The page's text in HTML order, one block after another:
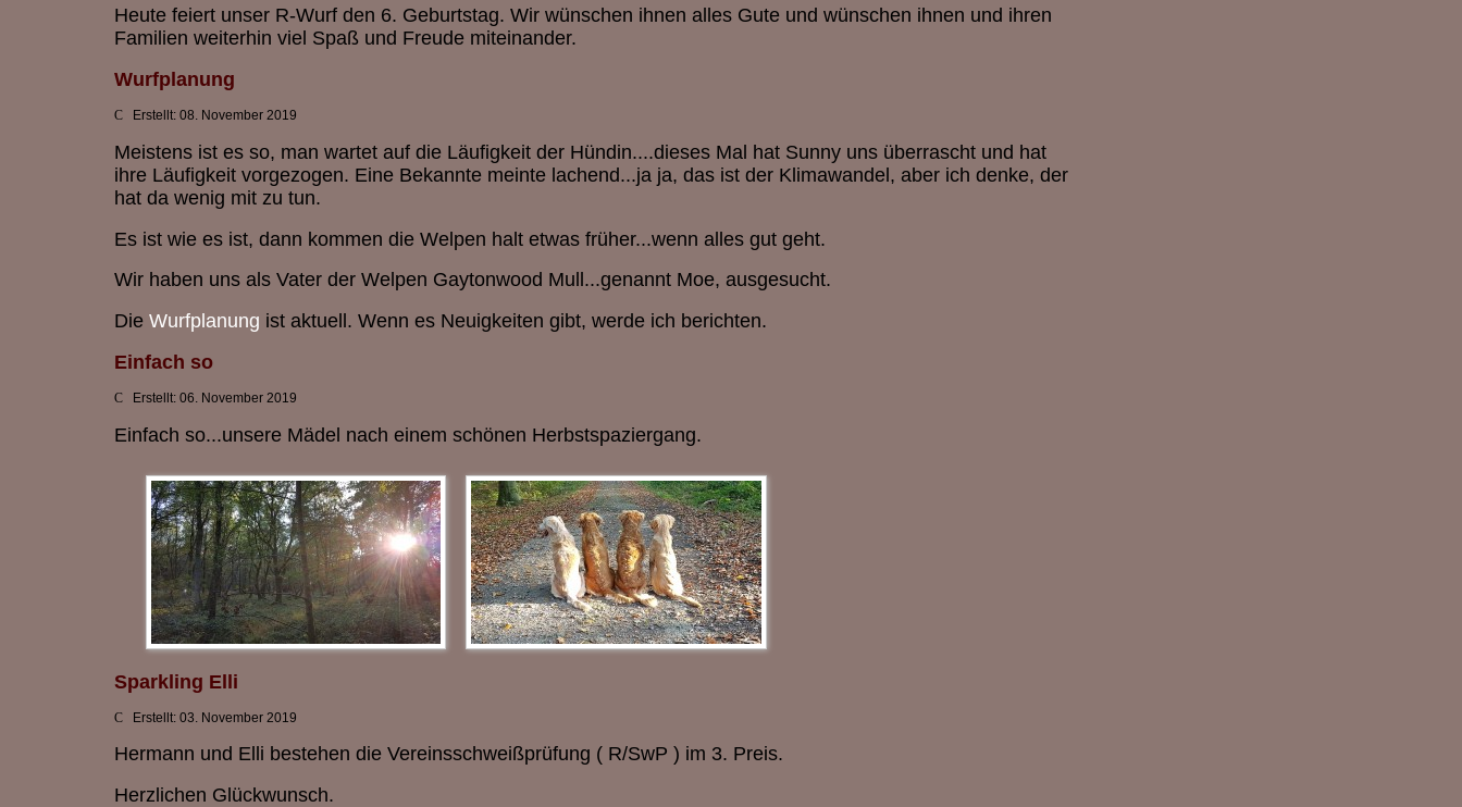
Heute feiert unser R-Wurf den 6. Geburtstag. Wir wünschen ihnen alles Gute und wünschen ihnen und ihren
Familien weiterhin viel Spaß und Freude miteinander.
Wurfplanung
Erstellt: 08. November 2019
Meistens ist es so, man wartet auf die Läufigkeit der Hündin....dieses Mal hat Sunny uns überrascht und hat
ihre Läufigkeit vorgezogen. Eine Bekannte meinte lachend...ja ja, das ist der Klimawandel, aber ich denke, der
hat da wenig mit zu tun.
Es ist wie es ist, dann kommen die Welpen halt etwas früher...wenn alles gut geht.
Wir haben uns als Vater der Welpen Gaytonwood Mull...genannt Moe, ausgesucht.
Die Wurfplanung ist aktuell. Wenn es Neuigkeiten gibt, werde ich berichten.
Einfach so
Erstellt: 06. November 2019
Einfach so...unsere Mädel nach einem schönen Herbstspaziergang.
Sparkling Elli
Erstellt: 03. November 2019
Hermann und Elli bestehen die Vereinsschweißprüfung ( R/SwP ) im 3. Preis.
Herzlichen Glückwunsch.